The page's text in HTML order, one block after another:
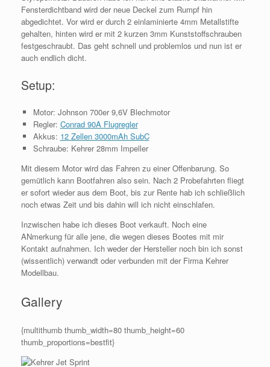
Fensterdichtband wird der neue Deckel zum Rumpf hin
abgedichtet. Vor wird er durch 2 einlaminierte 4mm Metallstifte
gehalten, hinten wird er mit 2 kurzen 3mm Kunststoffschrauben
festgeschraubt. Das geht schnell und problemlos und nun ist er
auch endlich dicht.
Setup:
Motor: Johnson 700er 9,6V Blechmotor
Regler: Conrad 90A Flugregler
Akkus: 12 Zellen 3000mAh SubC
Schraube: Kehrer 28mm Impeller
Mit diesem Motor wird das Fahren zu einer Offenbarung. So
gemütlich kann Bootfahren also sein. Nach 2 Probefahrten fliegt
er sofort wieder aus dem Boot, bis zur Rente hab ich schließlich
noch etwas Zeit und bis dahin will ich nicht einschlafen.
Inzwischen habe ich dieses Boot verkauft. Noch eine
ANmerkung für alle jene, die wegen dieses Bootes mit mir
Kontakt aufnahmen. Ich weder der Hersteller noch bin ich sonst
(wissentlich) verwandt oder verbunden mit der Firma Kehrer
Modellbau.
Gallery
{multithumb thumb_width=80 thumb_height=60
thumb_proportions=bestfit}